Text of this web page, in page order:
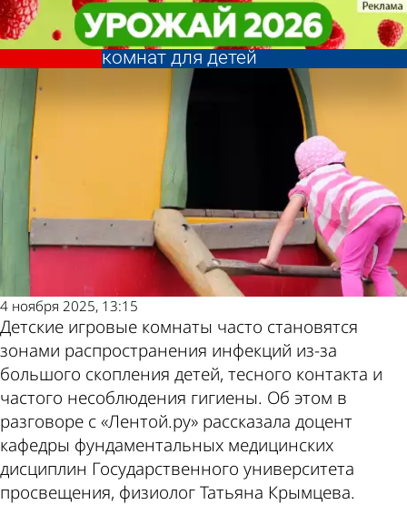
Физиолог предупредила о
скрытой опасности игровых
комнат для детей
В стране и
мире
4 ноября 2025, 13:15
Детские игровые комнаты часто становятся
зонами распространения инфекций из-за
большого скопления детей, тесного контакта и
частого несоблюдения гигиены. Об этом в
разговоре с «Лентой.ру» рассказала доцент
кафедры фундаментальных медицинских
дисциплин Государственного университета
просвещения, физиолог Татьяна Крымцева.
Физиолог предупредила о
скрытой опасности игровых
комнат для детей
В стране и
мире
Последние
новости
Погода и курсы
валют в Пензе